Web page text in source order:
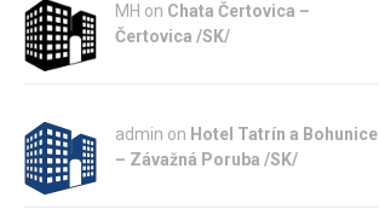
MH on Chata Čertovica –
Čertovica /SK/
admin on Hotel Tatrín a Bohunice
– Závažná Poruba /SK/